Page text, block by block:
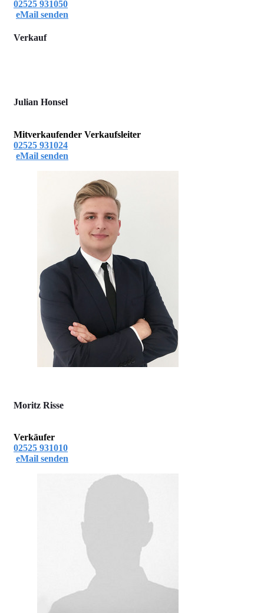
02525 931050
eMail senden
Verkauf
Julian Honsel
Mitverkaufender Verkaufsleiter
02525 931024
eMail senden
Moritz Risse
Verkäufer
02525 931010
eMail senden